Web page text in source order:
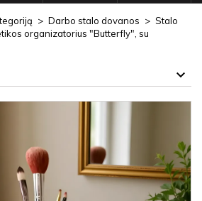
Darbo stalo dovanos
Stalo
organizatorius "Butterfly", su